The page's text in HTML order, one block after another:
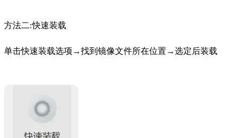
方法二:快速装载
单击快速装载选项→找到镜像文件所在位置→选定后装载